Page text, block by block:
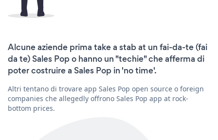
Alcune aziende prima take a stab at un fai-da-te (fai
da te) Sales Pop o hanno un "techie" che afferma di
poter costruire a Sales Pop in 'no time'.
Altri tentano di trovare app Sales Pop open source o foreign
companies che allegedly offrono Sales Pop app at rock-
bottom prices.